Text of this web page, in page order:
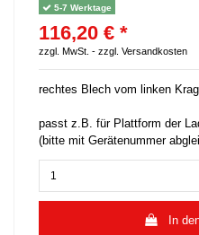
5-7 Werktage
116,20 € *
zzgl. MwSt. - zzgl. Versandkosten
rechtes Blech vom linken
passt z.B. für Plattform der
(bitte mit Gerätenummer
In